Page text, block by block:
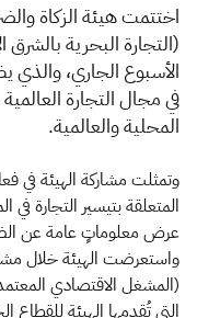
​​​​​​​​​​اختتمت هيئة الزكاة
(التجارة البحرية
الأسبوع الجاري،
في مجال التجارة
المحلية والعالمية.
وتمثلت مشاركة الهيئة في
المتعلقة بتيسير التجارة
عرض معلوماتٍ عامة عن
واستعرضت الهيئة خلال
(المشغل الاقتصادي
التي تُقدمها الهيئة